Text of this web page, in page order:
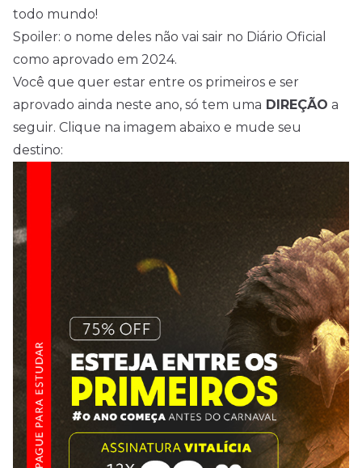
todo mundo!
Spoiler: o nome deles não vai sair no Diário Oficial
como aprovado em 2024.
Você que quer estar entre os primeiros e ser
aprovado ainda neste ano, só tem uma DIREÇÃO a
seguir. Clique na imagem abaixo e mude seu
destino: